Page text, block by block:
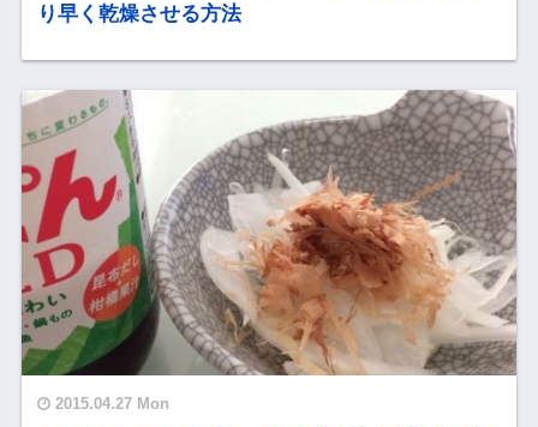
り早く乾燥させる方法
2015.04.27 Mon